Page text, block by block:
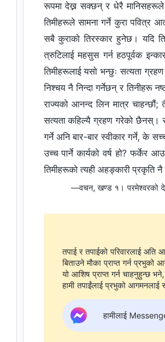
रूपमा देख्न सक्छन् र धेरै मानिसहरूले
तिमीहरूले सामना गर्ने कुरा पवित्र
सबै कुराको तिरस्कार हुनेछ। यदि
त्रुटिलाई महसुस गर्न हठपूर्वक
तिमीहरूलाई यसो भन्छुः सत्यता
निश्‍चय नै निन्दा गर्नेछन् र तिनीहरू
राज्यको आनन्द लिन मात्र
सत्यता कहिल्यै ग्रहण गरेको छैनस्।
गर्ने अनि बार-बार स्वीकार गर्ने, के
उच्च पार्ने कार्यको वर्ष हो? फर्केर
तिमीहरूको त्यही अहङ्कारी प्रकृति नै
—वचन, खण्ड १। परमेश्‍वरको
तपाई र तपाईको परिवारलाई अति
बिताउने मौका प्राप्त गर्न प्रभुको
यो आशिष प्राप्त गर्न चाहनुहुन्छ
हामी तपाईंलाई प्रभुको आगमनलाई
हामीलाई